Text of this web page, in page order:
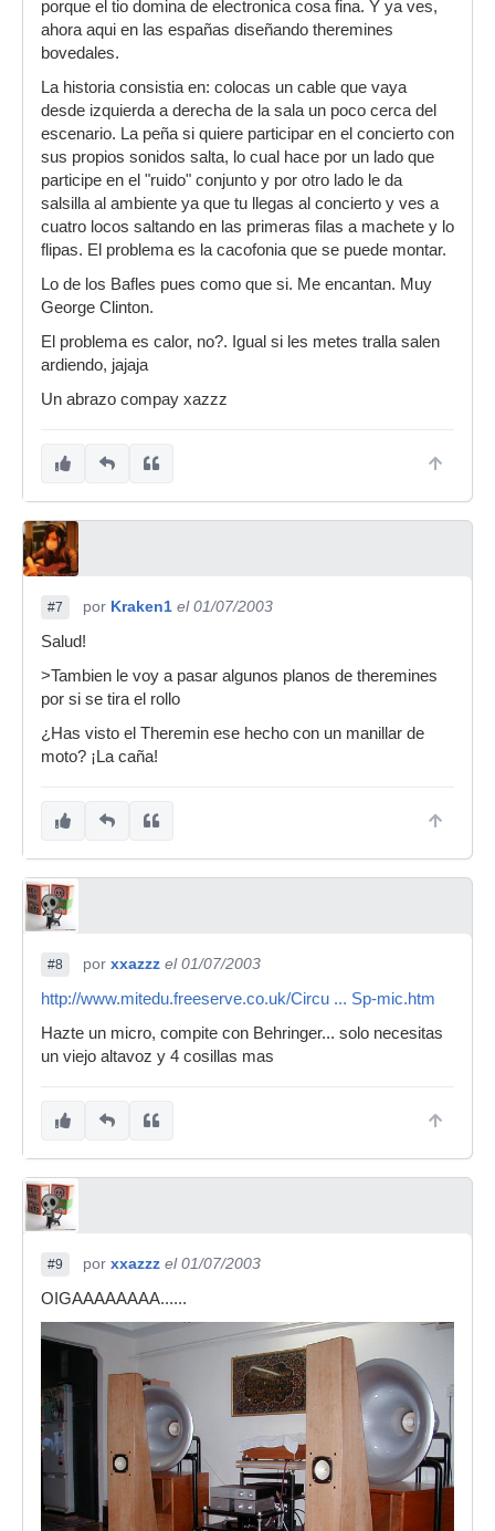
porque el tio domina de electronica cosa fina. Y ya ves,
ahora aqui en las españas diseñando theremines
bovedales.
La historia consistia en: colocas un cable que vaya
desde izquierda a derecha de la sala un poco cerca del
escenario. La peña si quiere participar en el concierto con
sus propios sonidos salta, lo cual hace por un lado que
participe en el "ruido" conjunto y por otro lado le da
salsilla al ambiente ya que tu llegas al concierto y ves a
cuatro locos saltando en las primeras filas a machete y lo
flipas. El problema es la cacofonia que se puede montar.
Lo de los Bafles pues como que si. Me encantan. Muy
George Clinton.
El problema es calor, no?. Igual si les metes tralla salen
ardiendo, jajaja
Un abrazo compay xazzz
#7 por Kraken1 el 01/07/2003
Salud!
>Tambien le voy a pasar algunos planos de theremines
por si se tira el rollo
¿Has visto el Theremin ese hecho con un manillar de
moto? ¡La caña!
#8 por xxazzz el 01/07/2003
http://www.mitedu.freeserve.co.uk/Circu ... Sp-mic.htm
Hazte un micro, compite con Behringer... solo necesitas
un viejo altavoz y 4 cosillas mas
#9 por xxazzz el 01/07/2003
OIGAAAAAAAA......